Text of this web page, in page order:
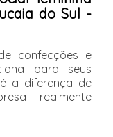
do Sul -
confecções e
para seus
a diferença de
realmente